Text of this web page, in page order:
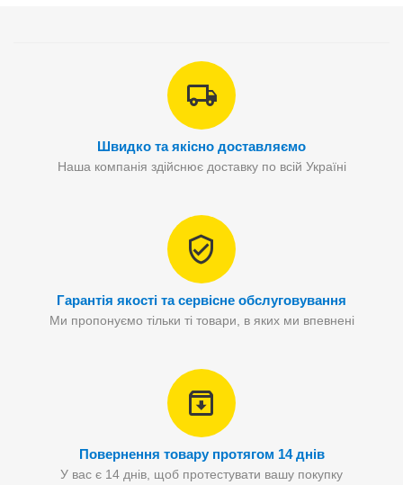
Швидко та якісно доставляємо
Наша компанія здійснює доставку по всій Україні
Гарантія якості та сервісне обслуговування
Ми пропонуємо тільки ті товари, в яких ми впевнені
Повернення товару протягом 14 днів
У вас є 14 днів, щоб протестувати вашу покупку